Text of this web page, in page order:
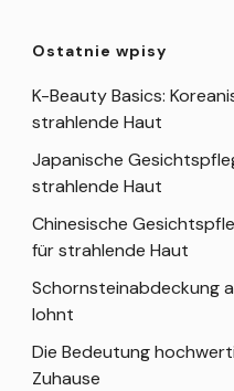
Ostatnie wpisy
K-Beauty Basics:
strahlende Haut
Japanische
strahlende Haut
Chinesische
für strahlende Haut
Schornsteinabdeckung
lohnt
Die Bedeutung
Zuhause